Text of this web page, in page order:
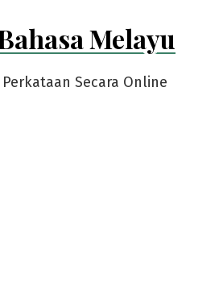
Melayu
Secara Online